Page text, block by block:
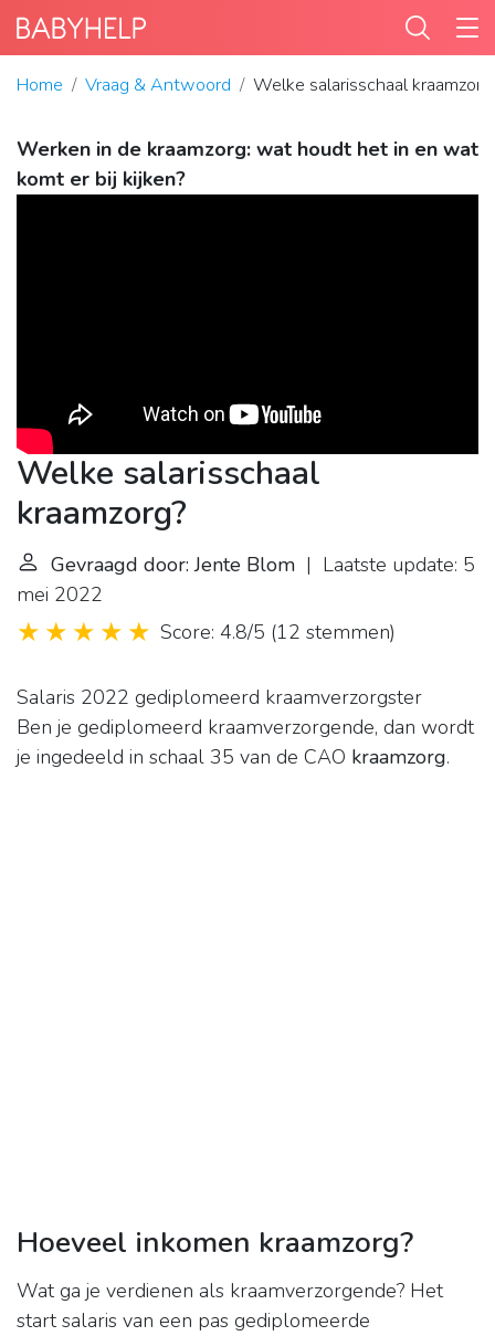
Home Vraag & Antwoord Welke salarisschaal
Werken in de kraamzorg: wat houdt het in en wat
komt er bij kijken?
Welke salarisschaal
kraamzorg?
Gevraagd door: Jente Blom | Laatste update: 5
mei 2022
Score: 4.8/5 (12 stemmen)
Salaris 2022 gediplomeerd kraamverzorgster
Ben je gediplomeerd kraamverzorgende, dan wordt
je ingedeeld in schaal 35 van de CAO kraamzorg.
Hoeveel inkomen kraamzorg?
Wat ga je verdienen als kraamverzorgende? Het
start salaris van een pas gediplomeerde